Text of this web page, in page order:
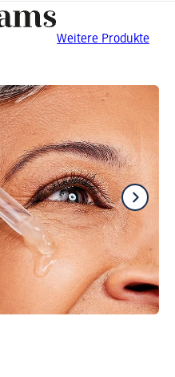
Weitere Produkte